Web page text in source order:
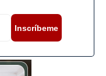
Inscríbeme